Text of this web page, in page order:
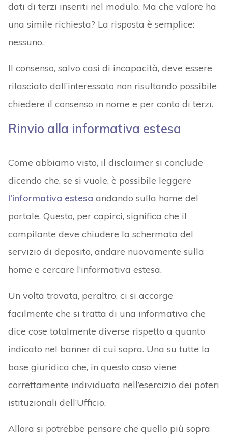
dati di terzi inseriti nel modulo. Ma che valore ha
una simile richiesta? La risposta è semplice:
nessuno.
Il consenso, salvo casi di incapacità, deve essere
rilasciato dall’interessato non risultando possibile
chiedere il consenso in nome e per conto di terzi.
Rinvio alla informativa estesa
Come abbiamo visto, il disclaimer si conclude
dicendo che, se si vuole, è possibile leggere
l’informativa estesa andando sulla home del
portale. Questo, per capirci, significa che il
compilante deve chiudere la schermata del
servizio di deposito, andare nuovamente sulla
home e cercare l’informativa estesa.
Un volta trovata, peraltro, ci si accorge
facilmente che si tratta di una informativa che
dice cose totalmente diverse rispetto a quanto
indicato nel banner di cui sopra. Una su tutte la
base giuridica che, in questo caso viene
correttamente individuata nell’esercizio dei poteri
istituzionali dell’Ufficio.
Allora si potrebbe pensare che quello più sopra